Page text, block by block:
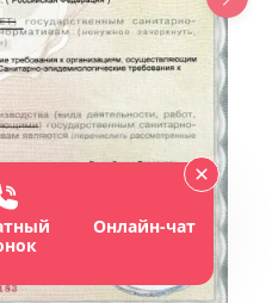
Онлайн-чат